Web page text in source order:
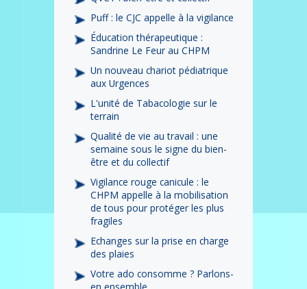
Puff : le CJC appelle à la vigilance
Éducation thérapeutique :
Sandrine Le Feur au CHPM
Un nouveau chariot pédiatrique
aux Urgences
L'unité de Tabacologie sur le
terrain
Qualité de vie au travail : une
semaine sous le signe du bien-
être et du collectif
Vigilance rouge canicule : le
CHPM appelle à la mobilisation
de tous pour protéger les plus
fragiles
Echanges sur la prise en charge
des plaies
Votre ado consomme ? Parlons-